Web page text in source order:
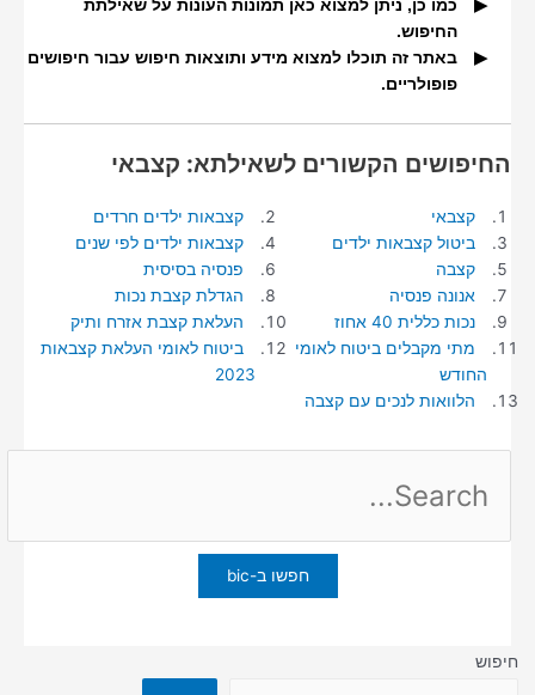
כמו כן, ניתן למצוא כאן תמונות העונות על שאילתת
החיפוש.
אילו תוצאות חיפוש נוספים ניתן למצוא כאן עבור השאילתא
קצבאי?
באתר זה תוכלו למצוא מידע ותוצאות חיפוש עבור חיפושים
פופולריים.
החיפושים הקשורים לשאילתא: קצבאי
קצבאי
קצבאות ילדים חרדים
ביטול קצבאות ילדים
קצבאות ילדים לפי שנים
קצבה
פנסיה בסיסית
אנונה פנסיה
הגדלת קצבת נכות
נכות כללית 40 אחוז
העלאת קצבת אזרח ותיק
מתי מקבלים ביטוח לאומי
החודש
ביטוח לאומי העלאת קצבאות
2023
הלוואות לנכים עם קצבה
for:
חיפוש